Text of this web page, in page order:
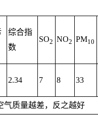
综合指
数
SO2 NO2 PM10
2.34 7 8 33
气质量越差，反之越好